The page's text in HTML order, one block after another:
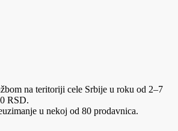
na teritoriji cele Srbije u roku od 2–7
RSD.
u nekoj od 80 prodavnica.